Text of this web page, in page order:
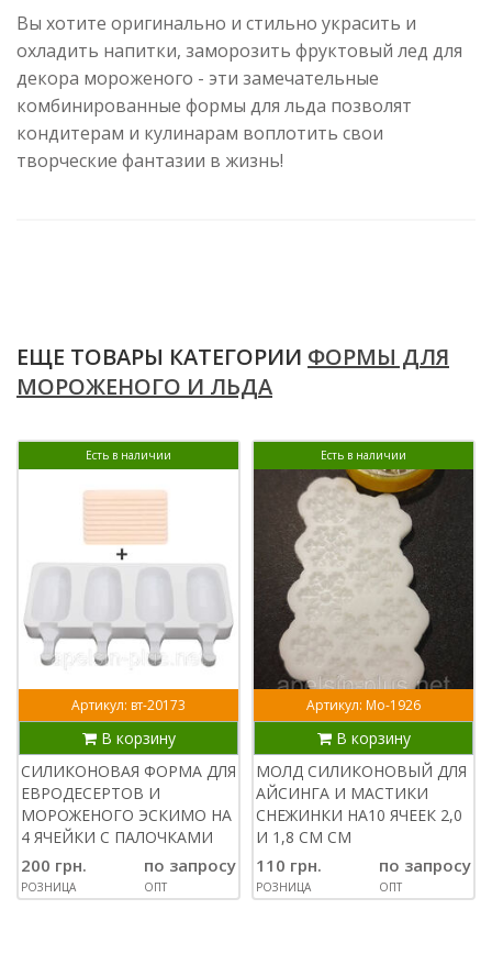
Вы хотите оригинально и стильно украсить и
охладить напитки, заморозить фруктовый лед для
декора мороженого - эти замечательные
комбинированные формы для льда позволят
кондитерам и кулинарам воплотить свои
творческие фантазии в жизнь!
ЕЩЕ ТОВАРЫ КАТЕГОРИИ ФОРМЫ ДЛЯ
МОРОЖЕНОГО И ЛЬДА
Есть в наличии
Артикул: вт-20173
В корзину
СИЛИКОНОВАЯ ФОРМА ДЛЯ
ЕВРОДЕСЕРТОВ И
МОРОЖЕНОГО ЭСКИМО НА
4 ЯЧЕЙКИ С ПАЛОЧКАМИ
200 грн.
РОЗНИЦА
по запросу
ОПТ
Есть в наличии
Артикул: Мо-1926
В корзину
МОЛД СИЛИКОНОВЫЙ ДЛЯ
АЙСИНГА И МАСТИКИ
СНЕЖИНКИ НА10 ЯЧЕЕК 2,0
И 1,8 СМ СМ
110 грн.
РОЗНИЦА
по запросу
ОПТ